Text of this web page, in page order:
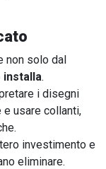
non solo dal
installa.
i disegni
usare collanti,
investimento e
eliminare.